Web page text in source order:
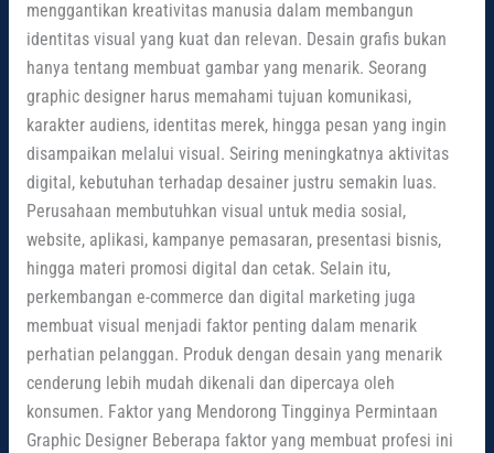
menggantikan kreativitas manusia dalam membangun
identitas visual yang kuat dan relevan. Desain grafis bukan
hanya tentang membuat gambar yang menarik. Seorang
graphic designer harus memahami tujuan komunikasi,
karakter audiens, identitas merek, hingga pesan yang ingin
disampaikan melalui visual. Seiring meningkatnya aktivitas
digital, kebutuhan terhadap desainer justru semakin luas.
Perusahaan membutuhkan visual untuk media sosial,
website, aplikasi, kampanye pemasaran, presentasi bisnis,
hingga materi promosi digital dan cetak. Selain itu,
perkembangan e-commerce dan digital marketing juga
membuat visual menjadi faktor penting dalam menarik
perhatian pelanggan. Produk dengan desain yang menarik
cenderung lebih mudah dikenali dan dipercaya oleh
konsumen. Faktor yang Mendorong Tingginya Permintaan
Graphic Designer Beberapa faktor yang membuat profesi ini